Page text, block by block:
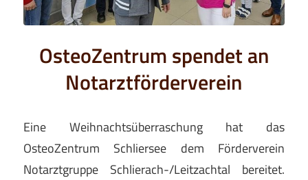
OsteoZentrum spendet an
Notarztförderverein
Eine Weihnachtsüberraschung hat das
OsteoZentrum Schliersee dem Förderverein
Notarztgruppe Schlierach-/Leitzachtal bereitet.